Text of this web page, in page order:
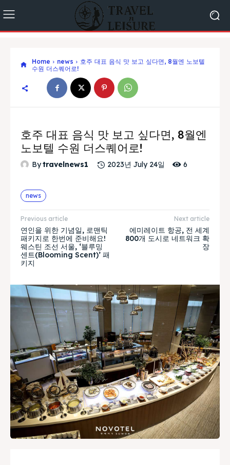
Home news
호주 대표 음식 맛 보고 싶다면, 8월엔 노보텔
수원 더스퀘어로!
호주 대표 음식 맛 보고 싶다면, 8월엔
노보텔 수원 더스퀘어로!
Bytravelnews1 2023년 July 24일 6
news
Previous article
연인을 위한 기념일, 로맨틱
패키지로 한번에 준비해요!
웨스틴 조선 서울, ‘블루밍
센트(Blooming Scent)’ 패
키지
Next article
에미레이트 항공, 전 세계
800개 도시로 네트워크 확
장